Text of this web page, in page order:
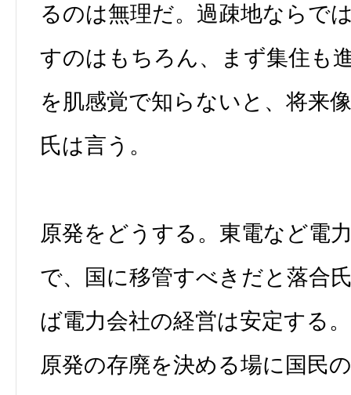
るのは無理だ。過疎地ならで
すのはもちろん、まず集住も
を肌感覚で知らないと、将来
氏は言う。
原発をどうする。東電など電
で、国に移管すべきだと落合
ば電力会社の経営は安定する
原発の存廃を決める場に国民